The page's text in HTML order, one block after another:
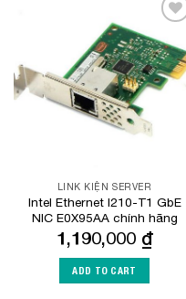
Add to
Wishlist
LINK KIỆN SERVER
Intel Ethernet I210-T1 GbE
NIC E0X95AA chính hãng
1,190,000 ₫
ADD TO CART